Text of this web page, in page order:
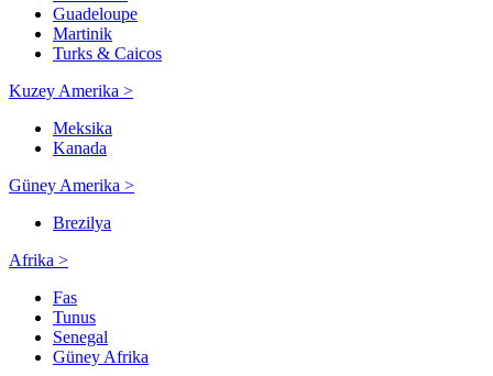
Guadeloupe
Martinik
Turks & Caicos
Kuzey Amerika >
Meksika
Kanada
Güney Amerika >
Brezilya
Afrika >
Fas
Tunus
Senegal
Güney Afrika